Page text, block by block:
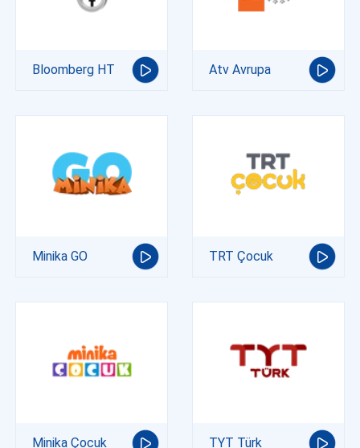
Bloomberg HT Atv Avrupa
Minika GO TRT Çocuk
Minika Çocuk TYT Türk